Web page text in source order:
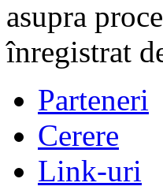
asupra
înregistrat
Parteneri
Cerere
Link-uri